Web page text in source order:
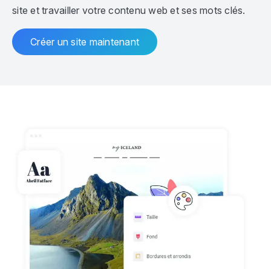
site et travailler votre contenu web et ses mots clés.
Créer un site maintenant